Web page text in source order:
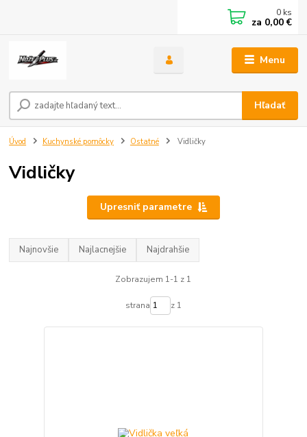
Menu
Hľadať
0 ks
za 0,00 €
Úvod Kuchynské pomôcky Ostatné Vidličky
Vidličky
Upresniť parametre
Najnovšie Najlacnejšie Najdrahšie
Zobrazujem 1-1 z 1
strana z 1